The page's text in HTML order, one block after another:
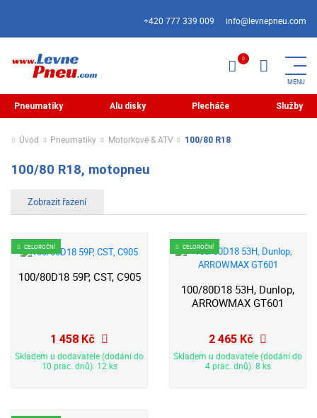
+420 777 339 009 info@levnepneu.com
Pneumatiky Alu disky Plecháče Služby
Úvod Pneumatiky Motorkové & ATV 100/80 R18
100/80 R18, motopneu
CELOROČNÍ
100/80D18 59P, CST, C905
1 458 Kč
Skladem u dodavatele (dodání do
10 prac. dnů): 12 ks
CELOROČNÍ
100/80D18 53H, Dunlop,
ARROWMAX GT601
2 465 Kč
Skladem u dodavatele (dodání do
4 prac. dnů): 8 ks